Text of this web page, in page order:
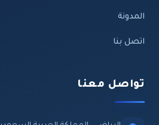
المدونة
اتصل بنا
تواصل معنا